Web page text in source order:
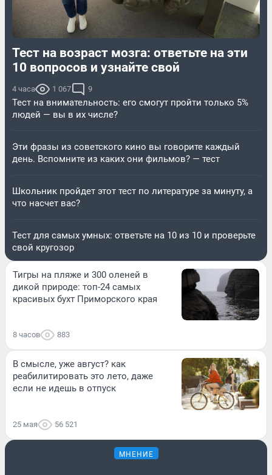
Тест на возраст мозга: ответьте на эти
10 вопросов и узнайте свой
4 часа 1 067 9
Тест на внимательность: его смогут пройти только 5%
людей — вы в их числе?
Эти фразы из советского кино вы говорите каждый
день. Вспомните из каких они фильмов? — тест
Школьник пройдет этот тест по литературе за минуту, а
что насчет вас?
Тест для самых умных: ответьте на 10 из 10 и проверьте
свой кругозор
Тигры на пляже и 300 оленей в
дикой природе: топ-24 самых
красивых бухт Приморского края
8 часов 883
В смысле, уже август? как
реабилитировать это лето, даже
если не идешь в отпуск
25 мая 56 521
МНЕНИЕ